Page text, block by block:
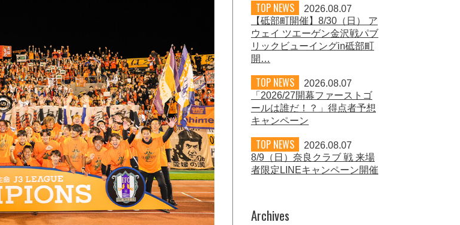
TOP NEWS
2026.08.07
【砥部町開催】8/30（日） ア
ウェイ ツエーゲン金沢戦パブ
リックビューイングin砥部町
開…
TOP NEWS
2026.08.07
「2026/27開幕ファーストゴ
ールは誰だ！？」得点者予想
キャンペーン
TOP NEWS
2026.08.07
8/9（日）奈良クラブ 戦 来場
者限定LINEキャンペーン開催
Archives